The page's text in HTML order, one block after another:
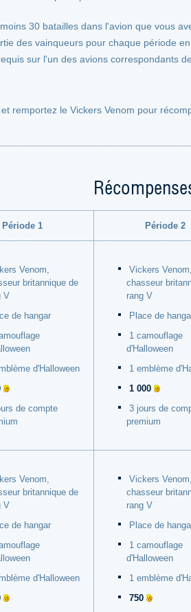
30 batailles dans l'avion que vous
des vainqueurs pour chaque période
sur l'un des avions correspondants
remportez le Vickers Venom pour
Période 1 Période 2
Venom,
britannique de
V
de hangar
d'Halloween
de compte
Vickers
chasseur
rang V
Place de
1 camouflage
d'Halloween
1 emblème
1 000
3 jours de
premium
Venom,
britannique de
V
de hangar
d'Halloween
Vickers
chasseur
rang V
Place de
1 camouflage
d'Halloween
1 emblème
750